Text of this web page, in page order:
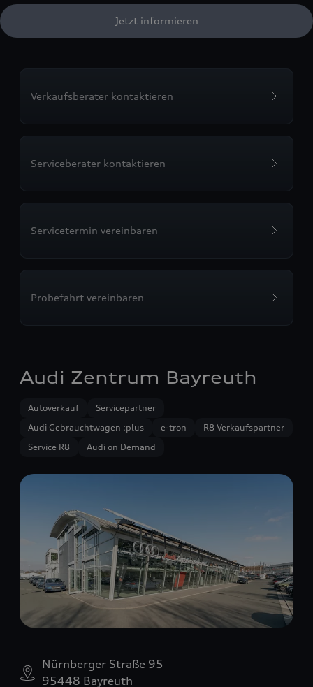
Jetzt informieren
Verkaufsberater kontaktieren
Serviceberater kontaktieren
Servicetermin vereinbaren
Probefahrt vereinbaren
Audi Zentrum Bayreuth
Autoverkauf
Servicepartner
Audi Gebrauchtwagen :plus
e-tron
R8 Verkaufspartner
Service R8
Audi on Demand
Nürnberger Straße 95
95448 Bayreuth